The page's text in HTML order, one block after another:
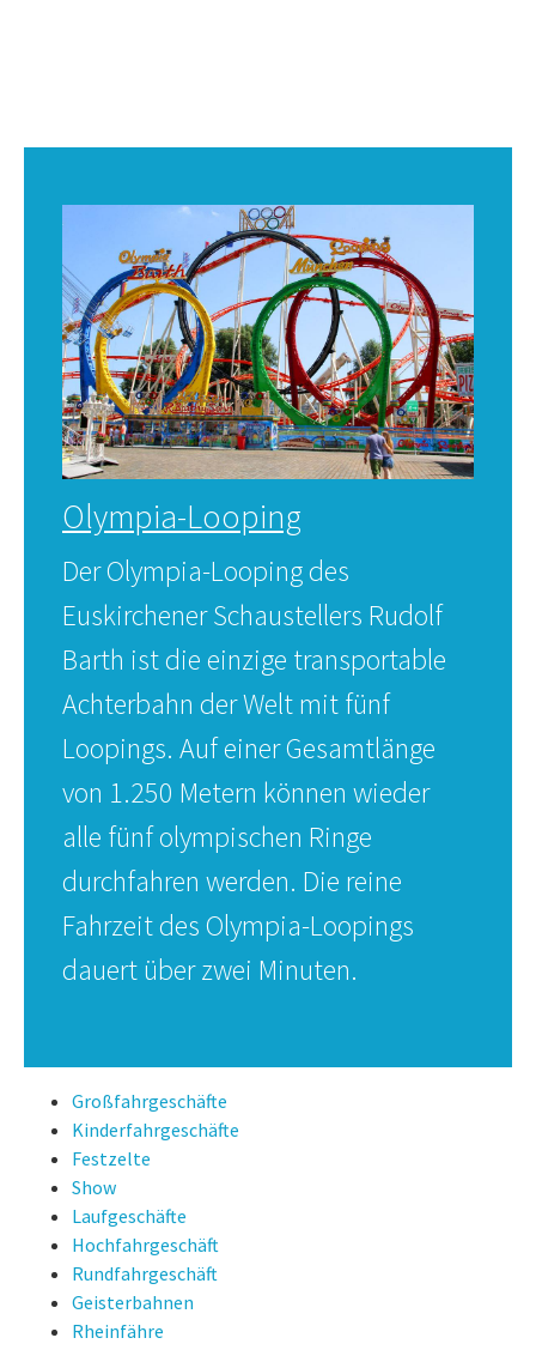
Olympia-Looping
Der Olympia-Looping des
Euskirchener Schaustellers Rudolf
Barth ist die einzige transportable
Achterbahn der Welt mit fünf
Loopings. Auf einer Gesamtlänge
von 1.250 Metern können wieder
alle fünf olympischen Ringe
durchfahren werden. Die reine
Fahrzeit des Olympia-Loopings
dauert über zwei Minuten.
Großfahrgeschäfte
Kinderfahrgeschäfte
Festzelte
Show
Laufgeschäfte
Hochfahrgeschäft
Rundfahrgeschäft
Geisterbahnen
Rheinfähre